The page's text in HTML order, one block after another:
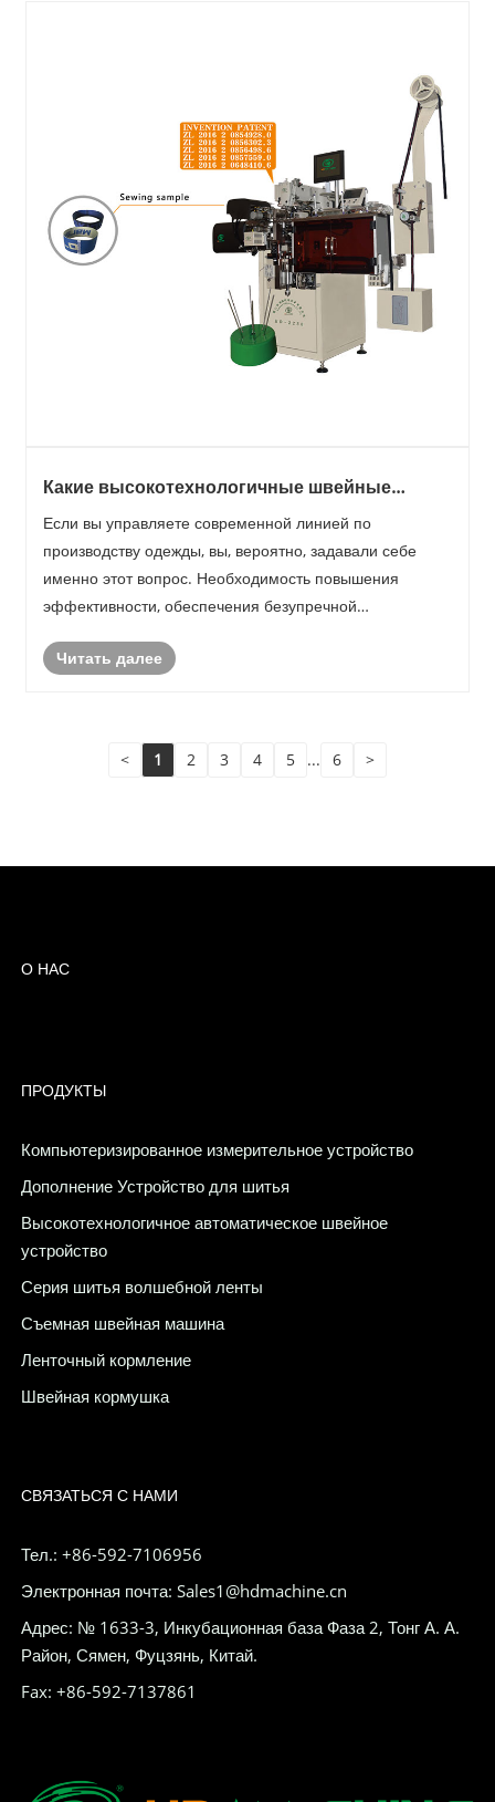
Какие высокотехнологичные швейные
автоматизированного производства
одежды?
Если вы управляете современной линией по
производству одежды, вы, вероятно, задавали себе
именно этот вопрос. Необходимость повышения
эффективности, обеспечения безупречной
огромна. Именно здесь инвестиции в подходящее
Читать далее
< 1 2 3 4 5 ... 6 >
О НАС
ПРОДУКТЫ
Компьютеризированное измерительное устройство
Дополнение Устройство для шитья
Высокотехнологичное автоматическое швейное
устройство
Серия шитья волшебной ленты
Съемная швейная машина
Ленточный кормление
Швейная кормушка
СВЯЗАТЬСЯ С НАМИ
Тел.: +86-592-7106956
Электронная почта: Sales1@hdmachine.cn
Адрес: № 1633-3, Инкубационная база Фаза 2, Тонг А. А.
Район, Сямен, Фуцзянь, Китай.
Fax: +86-592-7137861